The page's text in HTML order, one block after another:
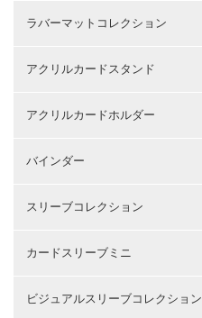
ラバーマットコレクション
アクリルカードスタンド
アクリルカードホルダー
バインダー
スリーブコレクション
カードスリーブミニ
ビジュアルスリーブコレクション